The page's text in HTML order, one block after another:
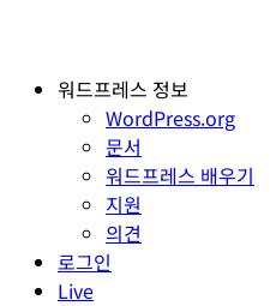
워드프레스 정보
WordPress.org
문서
워드프레스 배우기
지원
의견
로그인
Live